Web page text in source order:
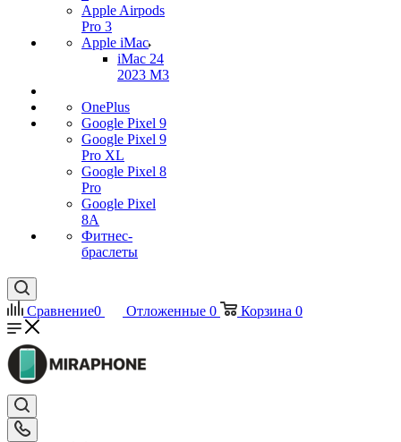
Apple Airpods
Pro 3
Apple iMac
iMac 24
2023 M3
OnePlus
Google Pixel 9
Google Pixel 9
Pro XL
Google Pixel 8
Pro
Google Pixel
8A
Фитнес-
браслеты
Сравнение0 Отложенные 0 Корзина 0